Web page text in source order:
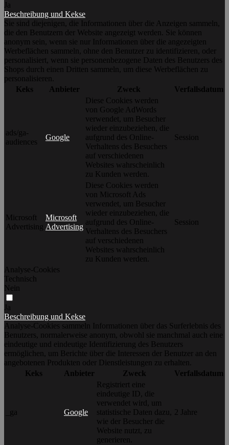
Ja
Beschreibung und Kekse
Sie sind diejenigen, die Informationen über die Anzeigen sammeln,
die den Benutzern der Website angezeigt werden. Sie können
anonym sein, wenn sie nur Informationen über die angezeigten
Werbeflächen sammeln, ohne den Benutzer zu identifizieren, oder
personalisiert, wenn sie personenbezogene Daten des Benutzers des
Shops durch einen Dritten sammeln, um diese Werbeflächen zu
personalisieren.
Keks
Anbieter Zweck Verfallsdatum
ads/ga-
audiences
Google
Diese Cookies werden
von Google AdWords
verwendet, um Besucher
wieder einzubeziehen, die
aufgrund des Online-
Verhaltens des Besuchers
auf verschiedenen
Websites wahrscheinlich
zu Kunden werden.
Session
Microsoft
Advertising
Microsoft
Advertising
Diese Cookies werden
von Microsoft Ads
verwendet, um Besucher
wieder einzubeziehen, die
aufgrund des Online-
Verhaltens des Besuchers
auf verschiedenen
Websites wahrscheinlich
zu Kunden werden.
Session
Analyse-Cookies
Technisch
Nein
Ja
Beschreibung und Kekse
Analyse-Cookies sammeln Informationen über das Surferlebnis des
Benutzers, normalerweise anonym, obwohl sie manchmal auch eine
eindeutige und eindeutige Identifizierung des Benutzers
ermöglichen, um Berichte über die Interessen der Benutzer an den
angebotenen Produkten oder Dienstleistungen zu erhalten.
Keks
Anbieter Zweck Verfallsdatum
_ga Google
Registriert eine
eindeutige ID, die
verwendet wird, um
statistische Daten dazu,
wie der Besucher die
Website nutzt, zu
generieren.
2 Jahre